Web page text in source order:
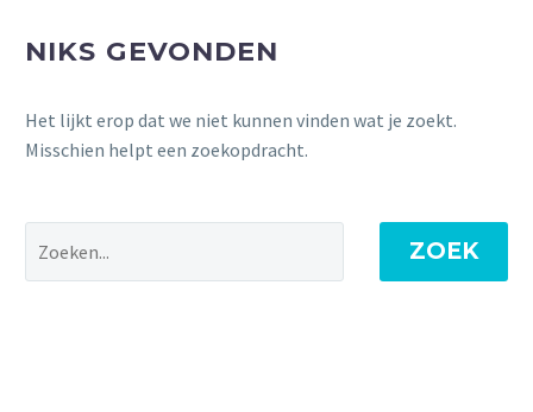
NIKS GEVONDEN
Het lijkt erop dat we niet kunnen vinden wat je zoekt.
Misschien helpt een zoekopdracht.
ZOEK